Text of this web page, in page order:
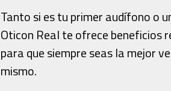
Tanto si es tu primer audífono o
Oticon Real te ofrece beneficios
para que siempre seas la mejor
mismo.